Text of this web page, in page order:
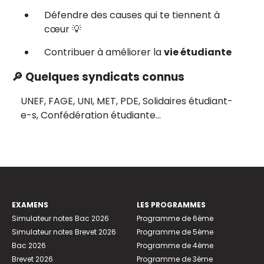
Défendre des causes qui te tiennent à
cœur 💡
Contribuer à améliorer lavie étudiante
🔎 Quelques syndicats connus
UNEF, FAGE, UNI, MET, PDE, Solidaires étudiant-
e-s, Confédération étudiante…
EXAMENS
Simulateur notes Bac 2026
Simulateur notes Brevet 2026
Bac 2026
Brevet 2026
LES PROGRAMMES
Programme de 6ème
Programme de 5ème
Programme de 4ème
Programme de 3ème